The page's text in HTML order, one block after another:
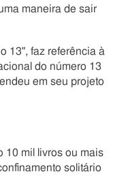
maneira de sair
13", faz referência à
do número 13
em seu projeto
10 mil livros ou mais
solitário